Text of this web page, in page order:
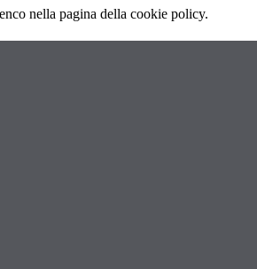
nella pagina della cookie policy.